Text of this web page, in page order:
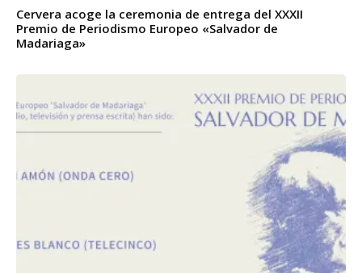
Cervera acoge la ceremonia de entrega del XXXII
Premio de Periodismo Europeo «Salvador de
Madariaga»